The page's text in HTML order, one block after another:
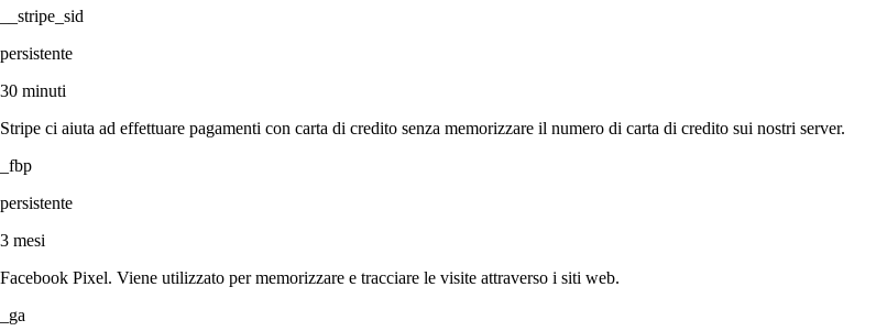
__stripe_sid
persistente
30 minuti
Stripe ci aiuta ad effettuare pagamenti con carta di credito senza memorizzare il numero di carta di credito sui nostri server.
_fbp
persistente
3 mesi
Facebook Pixel. Viene utilizzato per memorizzare e tracciare le visite attraverso i siti web.
_ga